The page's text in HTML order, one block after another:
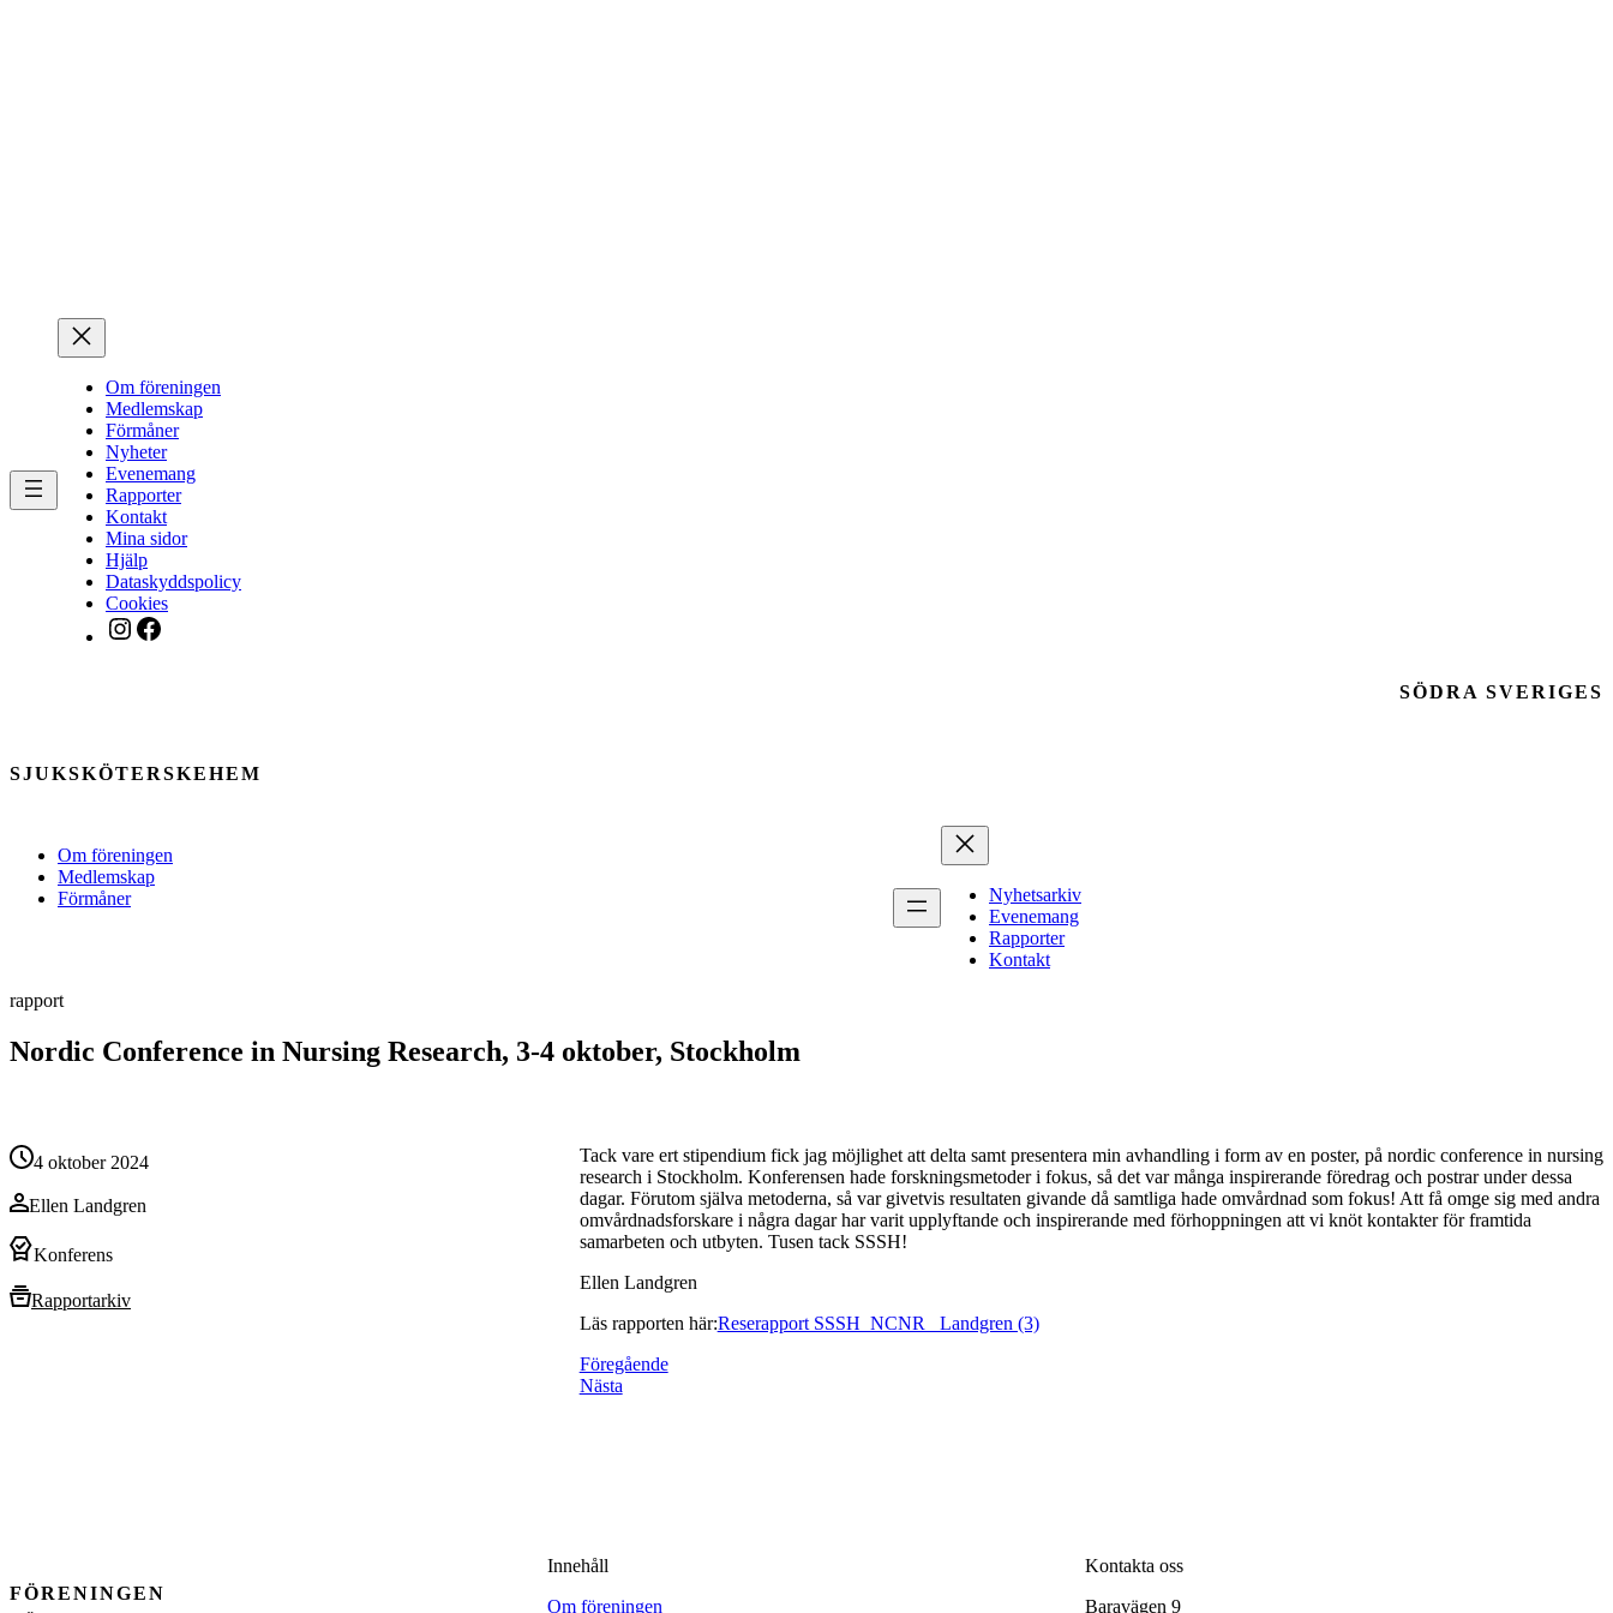
Om föreningen
Medlemskap
Förmåner
Nyheter
Evenemang
Rapporter
Kontakt
Mina sidor
Hjälp
Dataskyddspolicy
Cookies
Instagram
Facebook
SÖDRA SVERIGES
SJUKSKÖTERSKEHEM
Om föreningen
Medlemskap
Förmåner
Nyhetsarkiv
Evenemang
Rapporter
Kontakt
rapport
Nordic Conference in Nursing Research, 3-4 oktober, Stockholm
4 oktober 2024
Ellen Landgren
Konferens
Rapportarkiv
Tack vare ert stipendium fick jag möjlighet att delta samt presentera min avhandling i form av en poster, på nordic conference in nursing
research i Stockholm. Konferensen hade forskningsmetoder i fokus, så det var många inspirerande föredrag och postrar under dessa
dagar. Förutom själva metoderna, så var givetvis resultaten givande då samtliga hade omvårdnad som fokus! Att få omge sig med andra
omvårdnadsforskare i några dagar har varit upplyftande och inspirerande med förhoppningen att vi knöt kontakter för framtida
samarbeten och utbyten. Tusen tack SSSH!
Ellen Landgren
Läs rapporten här:Reserapport SSSH_NCNR_ Landgren (3)
Föregående
Nästa
FÖRENINGEN
Innehåll
Om föreningen
Kontakta oss
Baravägen 9